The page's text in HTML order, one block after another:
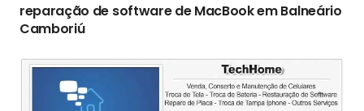
reparação de software de MacBook em Balneário
Camboriú